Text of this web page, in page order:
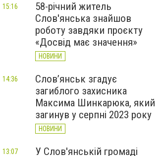
58-річний житель
Слов'янська знайшов
роботу завдяки проєкту
«Досвід має значення»
НОВИНИ
15:16
Слов’янськ згадує
загиблого захисника
Максима Шинкарюка, який
загинув у серпні 2023 року
НОВИНИ
14:36
У Слов'янській громаді
13:07